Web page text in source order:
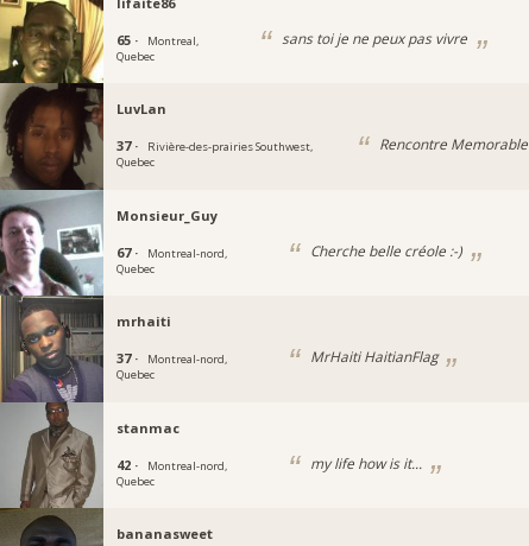
65 ·
Montreal,
Quebec
sans toi je ne peux pas vivre
LuvLan
37 ·
Rivière-des-prairies Southwest,
Quebec
Rencontre Memorable
Monsieur_Guy
67 ·
Montreal-nord,
Quebec
Cherche belle créole :-)
mrhaiti
37 ·
Montreal-nord,
Quebec
MrHaiti HaitianFlag
stanmac
42 ·
Montreal-nord,
Quebec
my life how is it...
bananasweet